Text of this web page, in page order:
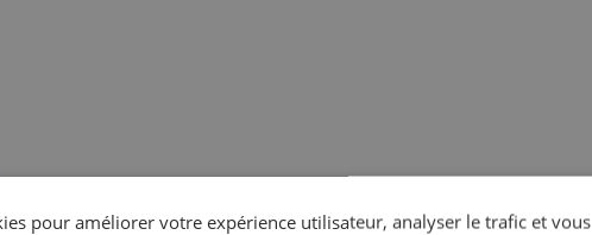
pour améliorer votre expérience utilisateur, analyser le trafic et vous